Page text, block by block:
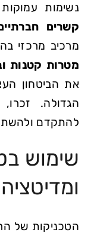
נשימות
קשרים⁣
מרכיב מרכזי
מטרות‌ קטנות
את הביטחון‍
הגדולה.‌
להתקדם
שימוש‍
ומדיטציה
הטכניקות ​של